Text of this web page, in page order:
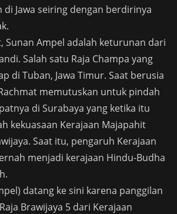
di Jawa seiring dengan berdirinya
Sunan Ampel adalah keturunan dari
Salah satu Raja Champa yang
di Tuban, Jawa Timur. Saat berusia
memutuskan untuk pindah
di Surabaya yang ketika itu
kekuasaan Kerajaan Majapahit
Saat itu, pengaruh Kerajaan
menjadi kerajaan Hindu-Budha
datang ke sini karena panggilan
Brawijaya 5 dari Kerajaan